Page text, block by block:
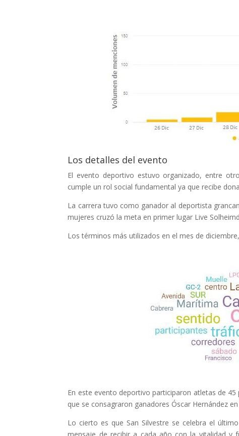
Los detalles del evento
El evento deportivo estuvo organizado, entre
cumple un rol social fundamental ya que recibe
La carrera tuvo como ganador al deportista
mujeres cruzó la meta en primer lugar Live
Los términos más utilizados en el mes de
En este evento deportivo participaron atletas de
que se consagraron ganadores Óscar Hernández
Lo cierto es que San Silvestre se celebra el
mensaje de recibir a cada año con la vitalidad y